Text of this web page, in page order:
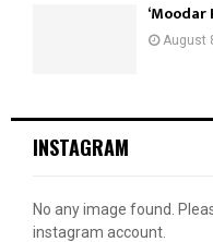
‘Moodar
August
INSTAGRAM
No any image found.
instagram account.